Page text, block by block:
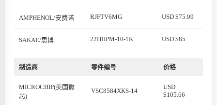
AMPHENOL/安费诺 RJFTV6MG USD $75.99
SAKAE/思博 22HHPM-10-1K USD $85
制造商 零件编号 价格
MICROCHIP(美国微
芯)
VSC8584XKS-14
USD
$105.66